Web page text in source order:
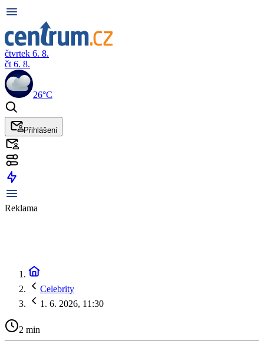
čtvrtek 6. 8.
čt 6. 8.
26°C
Přihlášení
Reklama
Celebrity
1. 6. 2026, 11:30
2 min